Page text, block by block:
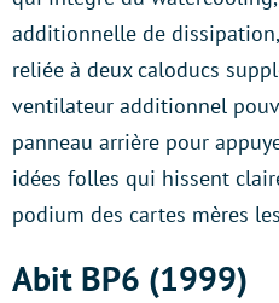
additionnelle de
reliée à deux caloducs
ventilateur additionnel
panneau arrière pour
idées folles qui hissent
podium des cartes mères
Abit BP6 (1999)